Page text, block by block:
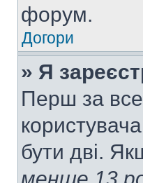
форум.
Догори
» Я
Перш за
бути дві.